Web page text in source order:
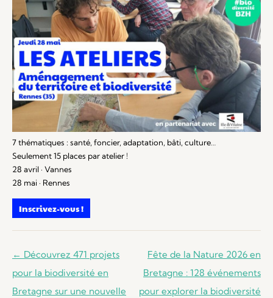
7 thématiques : santé, foncier, adaptation, bâti, culture…
Seulement 15 places par atelier !
28 avril · Vannes
28 mai · Rennes
Inscrivez-vous !
Navigation
des
articles
← Découvrez 471 projets
pour la biodiversité en
Bretagne sur une nouvelle
Fête de la Nature 2026 en
Bretagne : 128 événements
pour explorer la biodiversité